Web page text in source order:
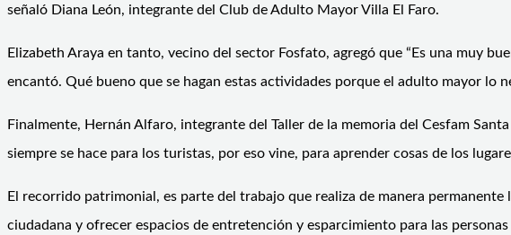
señaló Diana León, integrante del Club de Adulto Mayor Villa El Faro.
Elizabeth Araya en tanto, vecino del sector Fosfato, agregó que “Es una muy
encantó. Qué bueno que se hagan estas actividades porque el adulto mayor lo
Finalmente, Hernán Alfaro, integrante del Taller de la memoria del Cesfam
siempre se hace para los turistas, por eso vine, para aprender cosas de los
El recorrido patrimonial, es parte del trabajo que realiza de manera
ciudadana y ofrecer espacios de entretención y esparcimiento para las